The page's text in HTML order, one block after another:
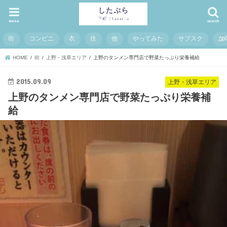
search
menu
街 コンビニ 衣 住 他 やってみた サブスク お
HOME 街 上野・浅草エリア 上野のタンメン専門店で野菜たっぷり栄養補給
上野・浅草エリア
2015.09.09
上野のタンメン専門店で野菜たっぷり栄養補
給